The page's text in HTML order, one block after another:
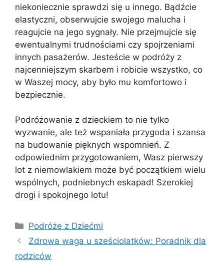
niekoniecznie sprawdzi się u innego. Bądźcie
elastyczni, obserwujcie swojego malucha i
reagujcie na jego sygnały. Nie przejmujcie się
ewentualnymi trudnościami czy spojrzeniami
innych pasażerów. Jesteście w podróży z
najcenniejszym skarbem i robicie wszystko, co
w Waszej mocy, aby było mu komfortowo i
bezpiecznie.
Podróżowanie z dzieckiem to nie tylko
wyzwanie, ale też wspaniała przygoda i szansa
na budowanie pięknych wspomnień. Z
odpowiednim przygotowaniem, Wasz pierwszy
lot z niemowlakiem może być początkiem wielu
wspólnych, podniebnych eskapad! Szerokiej
drogi i spokojnego lotu!
Kategorie
Podróże z Dziećmi
Zdrowa waga u sześciolatków: Poradnik dla
rodziców